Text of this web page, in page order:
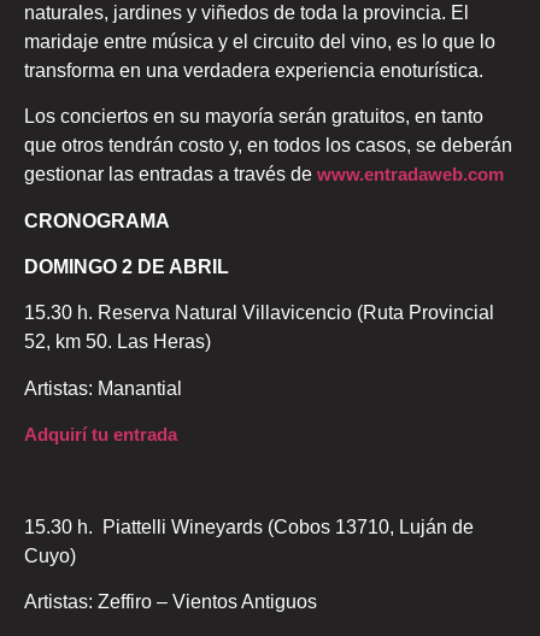
naturales, jardines y viñedos de toda la provincia. El
maridaje entre música y el circuito del vino, es lo que lo
transforma en una verdadera experiencia enoturística.
Los conciertos en su mayoría serán gratuitos, en tanto
que otros tendrán costo y, en todos los casos, se deberán
gestionar las entradas a través de www.entradaweb.com
CRONOGRAMA
DOMINGO 2 DE ABRIL
15.30 h. Reserva Natural Villavicencio (Ruta Provincial
52, km 50. Las Heras)
Artistas: Manantial
Adquirí tu entrada
15.30 h. Piattelli Wineyards (Cobos 13710, Luján de
Cuyo)
Artistas: Zeffiro – Vientos Antiguos